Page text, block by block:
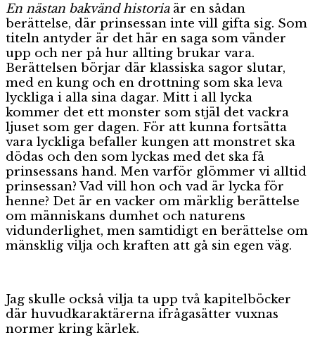
En nästan bakvänd historiaär en sådan
berättelse, där prinsessan inte vill gifta sig. Som
titeln antyder är det här en saga som vänder
upp och ner på hur allting brukar vara.
Berättelsen börjar där klassiska sagor slutar,
med en kung och en drottning som ska leva
lyckliga i alla sina dagar. Mitt i all lycka
kommer det ett monster som stjäl det vackra
ljuset som ger dagen. För att kunna fortsätta
vara lyckliga befaller kungen att monstret ska
dödas och den som lyckas med det ska få
prinsessans hand. Men varför glömmer vi alltid
prinsessan? Vad vill hon och vad är lycka för
henne? Det är en vacker om märklig berättelse
om människans dumhet och naturens
vidunderlighet, men samtidigt en berättelse om
mänsklig vilja och kraften att gå sin egen väg.
Jag skulle också vilja ta upp två kapitelböcker
där huvudkaraktärerna ifrågasätter vuxnas
normer kring kärlek.